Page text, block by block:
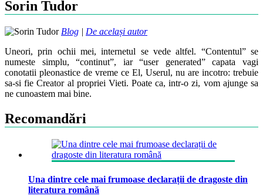
Sorin Tudor
Blog | De același autor
Uneori, prin ochii mei, internetul se vede altfel. “Contentul” se
numeste simplu, “continut”, iar “user generated” capata vagi
conotatii pleonastice de vreme ce El, Userul, nu are incotro: trebuie
sa-si fie Creator al propriei Vieti. Poate ca, intr-o zi, vom ajunge sa
ne cunoastem mai bine.
Recomandări
Una dintre cele mai frumoase declarații de dragoste din
literatura română